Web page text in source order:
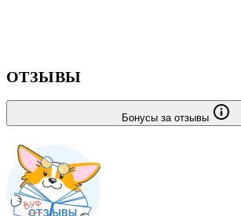
ОТЗЫВЫ
Бонусы за отзывы